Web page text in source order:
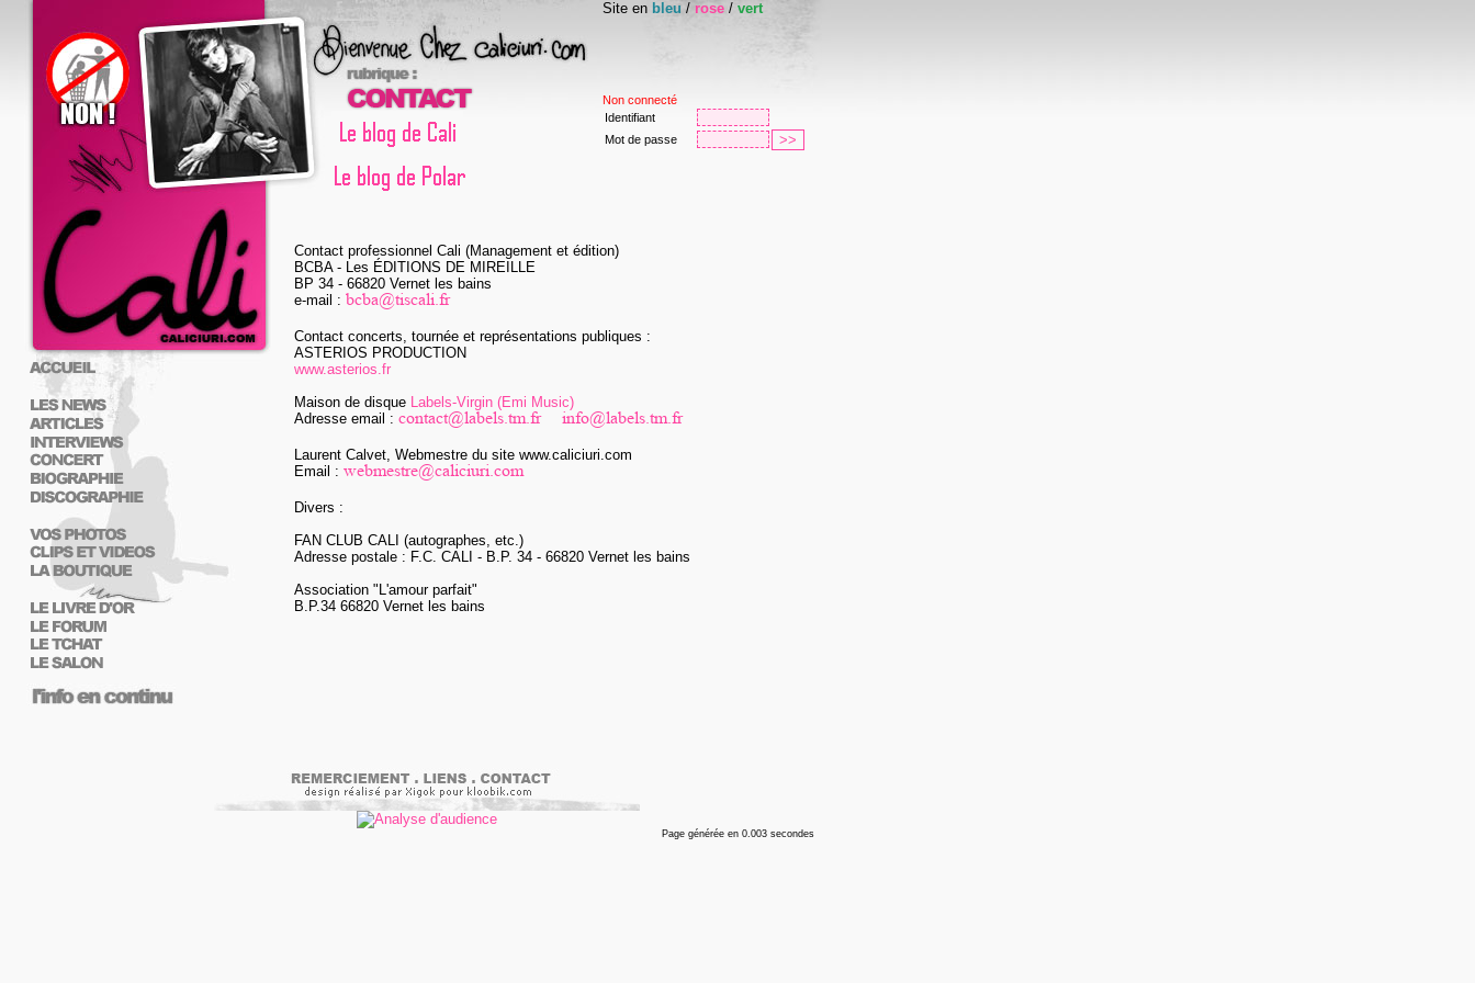
Site en bleu / rose / vert
Non connecté
Identifiant
Mot de passe
Contact professionnel Cali (Management et édition)
BCBA - Les ÉDITIONS DE MIREILLE
BP 34 - 66820 Vernet les bains
e-mail :
Contact concerts, tournée et représentations publiques :
ASTERIOS PRODUCTION
www.asterios.fr
Maison de disque Labels-Virgin (Emi Music)
Adresse email :
Laurent Calvet, Webmestre du site www.caliciuri.com
Email :
Divers :
FAN CLUB CALI (autographes, etc.)
Adresse postale : F.C. CALI - B.P. 34 - 66820 Vernet les bains
Association "L'amour parfait"
B.P.34 66820 Vernet les bains
Page générée en 0.003 secondes